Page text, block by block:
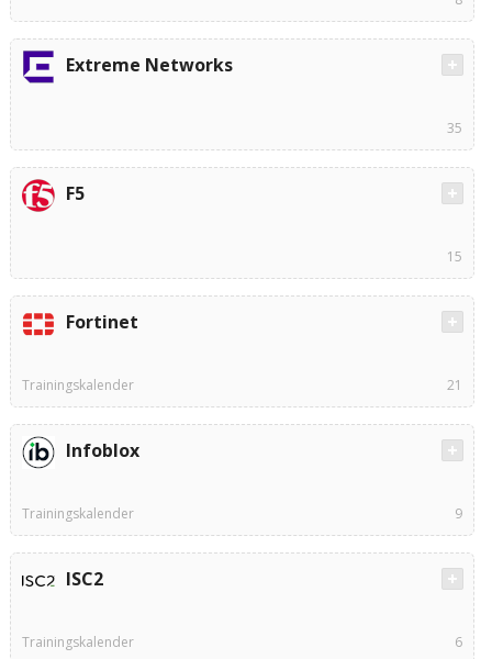
Extreme Networks
35
F5
15
Fortinet
Trainingskalender 21
Infoblox
Trainingskalender 9
ISC2
Trainingskalender 6